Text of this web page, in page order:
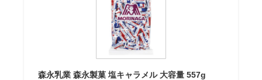
森永乳業 森永製菓 塩キャラメル 大容量 557g